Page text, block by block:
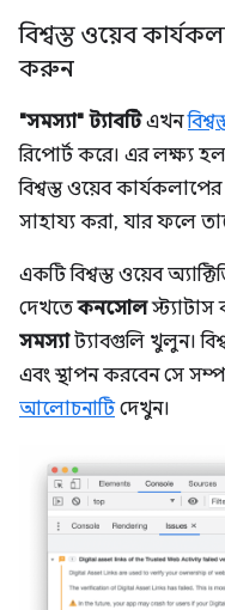
বিশ্বস্ত ওয়েব
করুন
"সমস্যা" ট্যাবটিএখন
রিপোর্ট করে। এর লক্ষ্য
বিশ্বস্ত ওয়েব
সাহায্য করা, যার ফলে
একটি বিশ্বস্ত ওয়েব
দেখতেকনসোলস্ট্যাটাস
সমস্যাট্যাবগুলি খুলুন।
এবং স্থাপন করবেন সে
আলোচনাটিদেখুন।